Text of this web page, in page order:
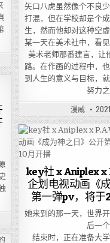
矢口八虎虽然像个不良
打混，但在学校却是个
生，然而他却对这种空
某一天在美术社中，看
美术老师那番建言，让
路。在作画的过程中，
到人生的意义与目标，
努力之
漫威
key社 x Aniplex x
企划电视动画《
第一弹pv，将于
她来到的那一天，世界
后一
结束时，正在准备大